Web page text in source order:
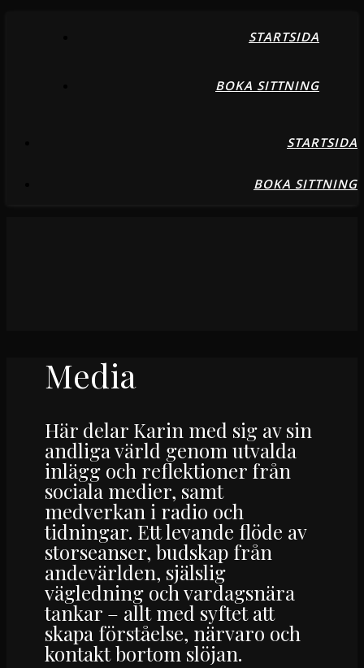
STARTSIDA
BOKA SITTNING
STARTSIDA
BOKA SITTNING
Media
Här delar Karin med sig av sin
andliga värld genom utvalda
inlägg och reflektioner från
sociala medier, samt
medverkan i radio och
tidningar. Ett levande flöde av
storseanser, budskap från
andevärlden, själslig
vägledning och vardagsnära
tankar – allt med syftet att
skapa förståelse, närvaro och
kontakt bortom slöjan.